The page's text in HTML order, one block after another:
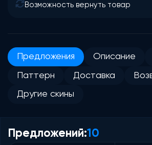
Возможность вернуть товар
Предложения Описание
Паттерн Доставка
Другие скины
Предложений:10